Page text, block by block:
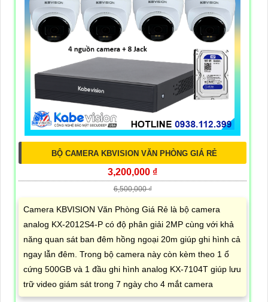
BỘ CAMERA KBVISION VĂN PHÒNG GIÁ RẺ
3,200,000 ₫
6,500,000 ₫
Camera KBVISION Văn Phòng Giá Rẻ là bộ camera
analog KX-2012S4-P có độ phân giải 2MP cùng với khả
năng quan sát ban đêm hồng ngoại 20m giúp ghi hình cả
ngay lẫn đêm. Trong bộ camera này còn kèm theo 1 ổ
cứng 500GB và 1 đầu ghi hình analog KX-7104T giúp lưu
trữ video giám sát trong 7 ngày cho 4 mắt camera